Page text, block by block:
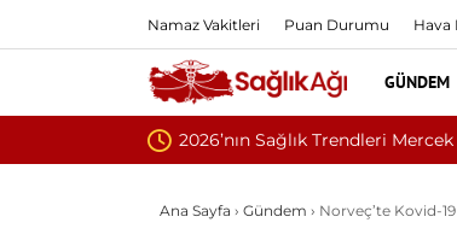
Namaz Vakitleri Puan Durumu Hava
GÜNDEM
Ana Sayfa › Gündem › Norveç’te Kovid-19